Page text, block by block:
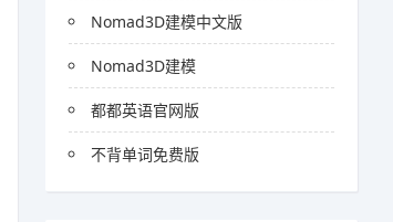
Nomad3D建模中文版
Nomad3D建模
都都英语官网版
不背单词免费版